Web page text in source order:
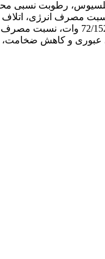
مصرف انرژی،
می‏دهد که افزایش سرعت